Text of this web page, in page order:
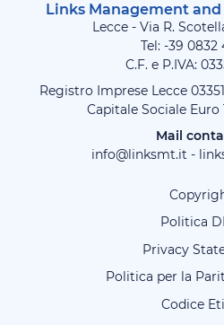
Links Management and
Lecce - Via R.
Tel: -39 0832
C.F. e P.IVA:
Registro Imprese Lecce
Capitale Sociale Euro
Mail
info@linksmt.it -
Politica
Privacy
Politica per la
Codice